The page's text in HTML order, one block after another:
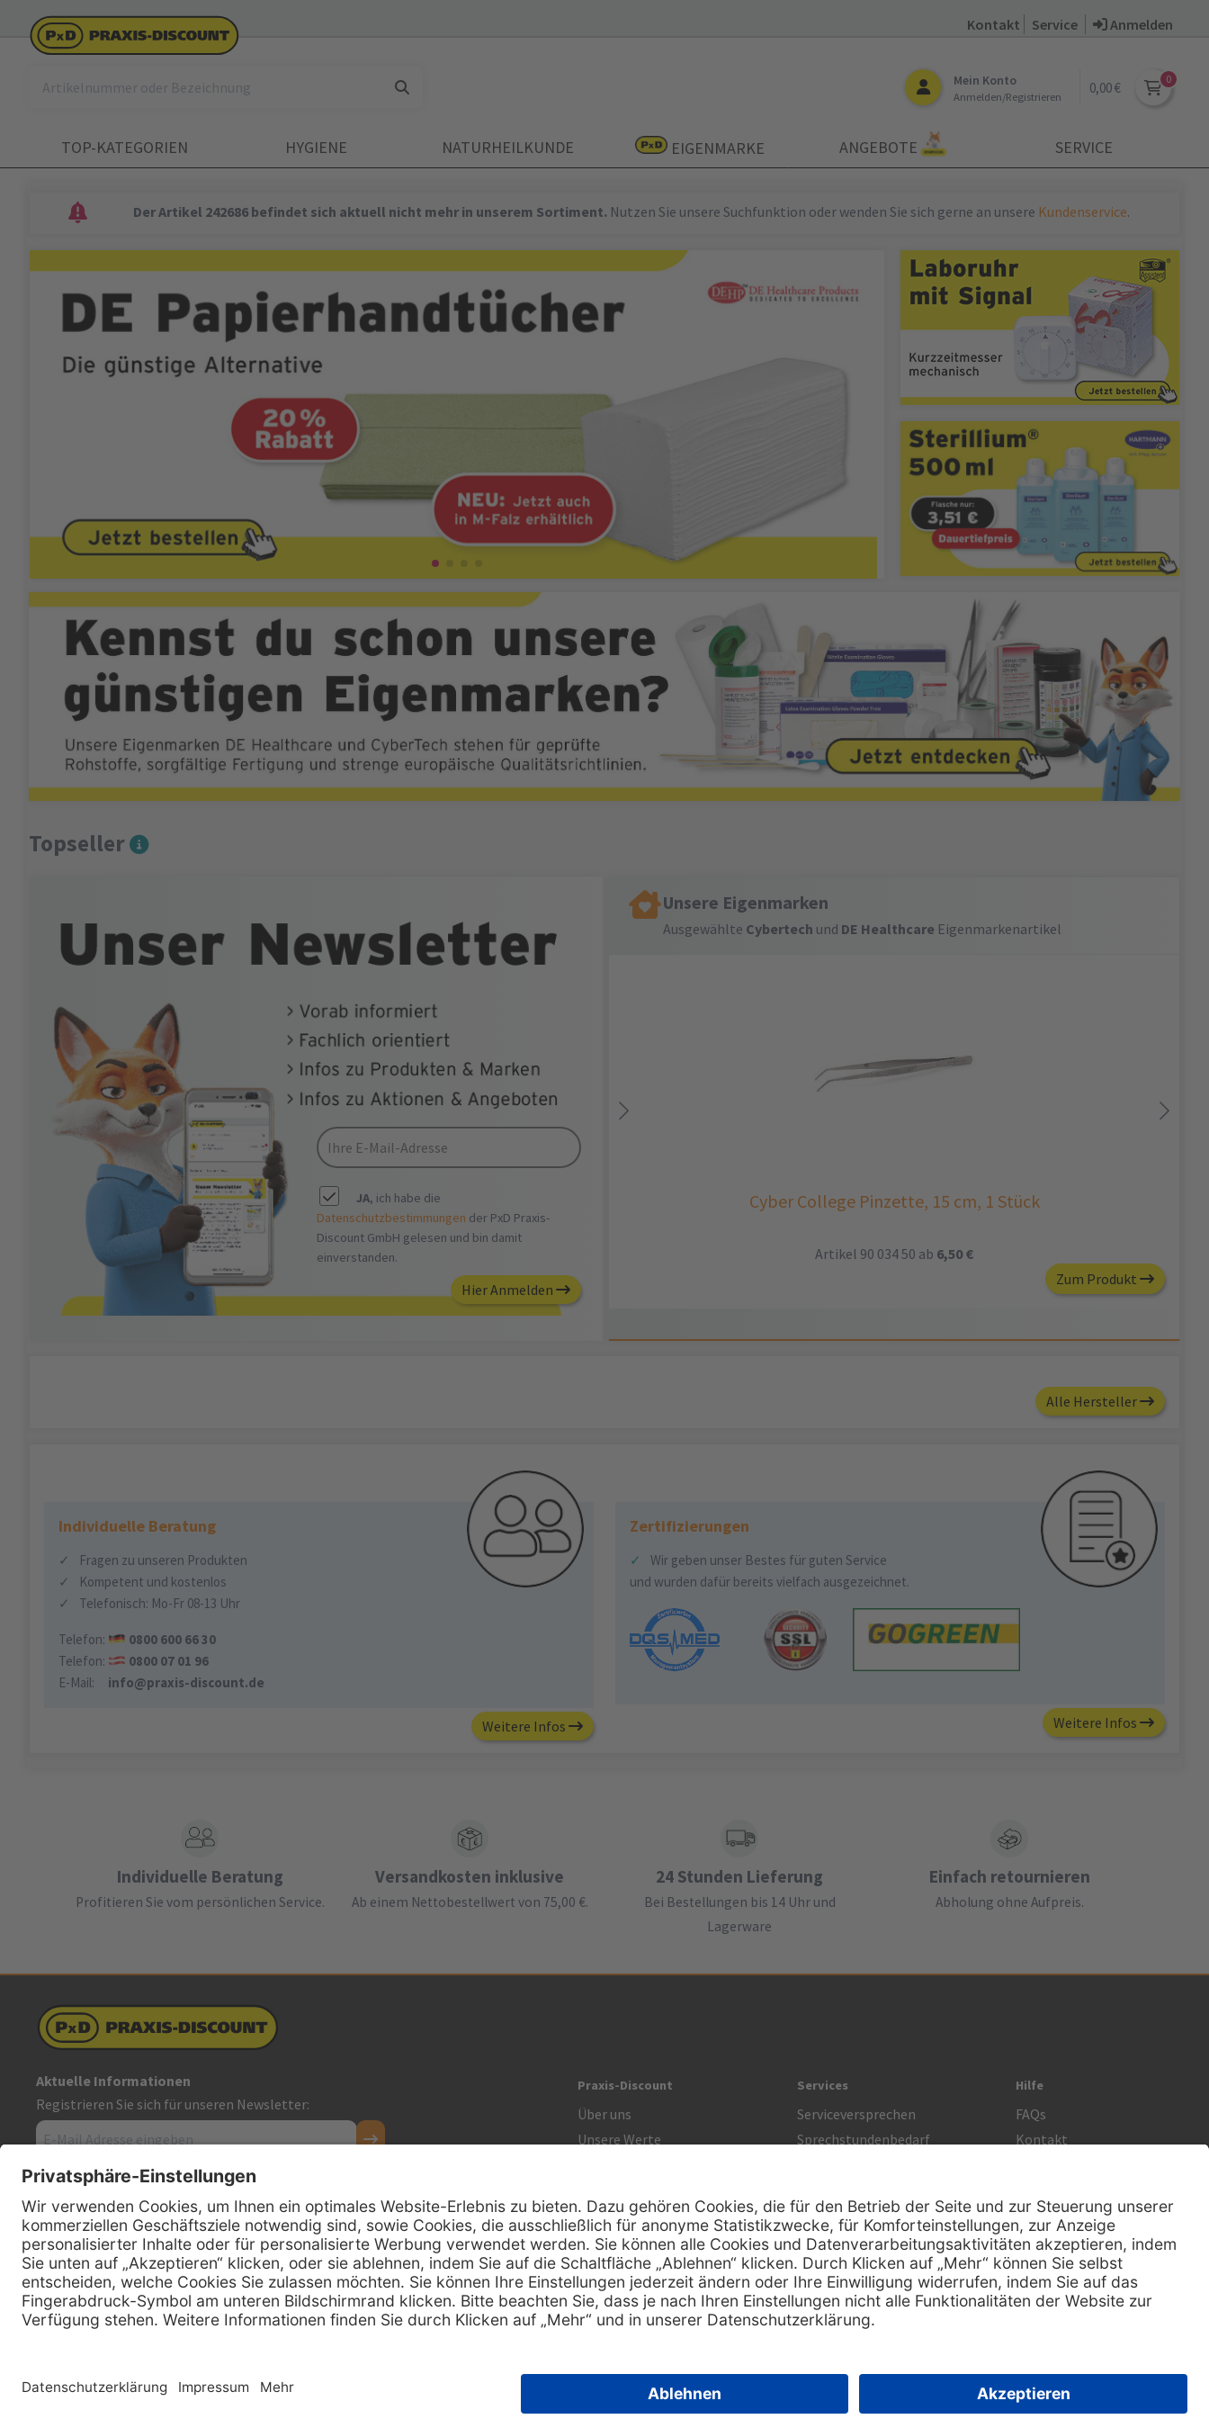
Kontakt Service Anmelden
Mein Konto
Anmelden/Registrieren
0,00 €
TOP-KATEGORIEN HYGIENE NATURHEILKUNDE EIGENMARKE ANGEBOTE SERVICE
Der Artikel 242686 befindet sich aktuell nicht mehr in unserem Sortiment. Nutzen Sie unsere Suchfunktion oder wenden Sie sich gerne an unsere Kundenservice.
Topseller
JA, ich habe die
Datenschutzbestimmungen der PxD Praxis-
Discount GmbH gelesen und bin damit
einverstanden.
Hier Anmelden
Unsere Eigenmarken
Ausgewählte Cybertech und DE Healthcare Eigenmarkenartikel
Cyber College Pinzette, 15 cm, 1 Stück
Artikel 90 034 50 ab 6,50 €
Zum Produkt
Alle Hersteller
Individuelle Beratung
✓
Fragen zu unseren Produkten
✓
Kompetent und kostenlos
✓
Telefonisch: Mo-Fr 08-13 Uhr
Telefon:
0800 600 66 30
Telefon:
0800 07 01 96
E-Mail:
info@praxis-discount.de
Weitere Infos
Zertifizierungen
✓
Wir geben unser Bestes für guten Service
und wurden dafür bereits vielfach ausgezeichnet.
Weitere Infos
Individuelle Beratung
Profitieren Sie vom persönlichen Service.
Versandkosten inklusive
Ab einem Nettobestellwert von 75,00 €.
24 Stunden Lieferung
Bei Bestellungen bis 14 Uhr und
Lagerware
Einfach retournieren
Abholung ohne Aufpreis.
Aktuelle Informationen
Registrieren Sie sich für unseren Newsletter:
Firmensitz
PxD Praxis-Discount GmbH
Hans-Wunderlich-Straße 7
D-49078 Osnabrück
Telefon: 0800 - 600 66 30
E-Mail: info @ praxis-discount.de
Praxis-Discount
Über uns
Unsere Werte
Services
Serviceversprechen
Sprechstundenbedarf
Hilfe
FAQs
Kontakt
Zertifikat Rechtliches
Impressum
Datenschutz
AGB
Nachhaltigkeit